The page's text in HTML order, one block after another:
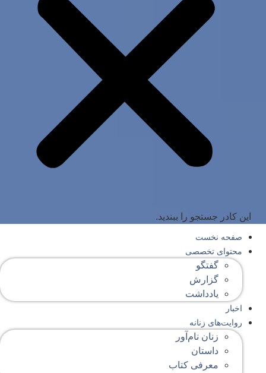
این کادر جستجو را ببندید.
صفحه‌ نخست
محتوای‌ تخصصی
گفتگو
گزارش
یادداشت
اخبار
روایت‌های زنانه
زنان نام‌آور
داستان
معرفی کتاب